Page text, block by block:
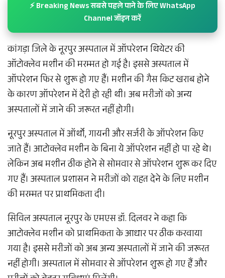
⚡ Breaking News सबसे पहले पाने के लिए WhatsApp
Channel जॉइन करें
कांगड़ा जिले के नूरपुर अस्पताल में ऑपरेशन थियेटर की
ऑटोक्लेव मशीन की मरम्मत हो गई है। इससे अस्पताल में
ऑपरेशन फिर से शुरू हो गए हैं। मशीन की गैस किट खराब होने
के कारण ऑपरेशन में देरी हो रही थी। अब मरीजों को अन्य
अस्पतालों में जाने की जरूरत नहीं होगी।
नूरपुर अस्पताल में ऑर्थो, गायनी और सर्जरी के ऑपरेशन किए
जाते हैं। आटोक्लेव मशीन के बिना ये ऑपरेशन नहीं हो पा रहे थे।
लेकिन अब मशीन ठीक होने से सोमवार से ऑपरेशन शुरू कर दिए
गए हैं। अस्पताल प्रशासन ने मरीजों को राहत देने के लिए मशीन
की मरम्मत पर प्राथमिकता दी।
सिविल अस्पताल नूरपुर के एमएस डॉ. दिलवर ने कहा कि
आटोक्लेव मशीन को प्राथमिकता के आधार पर ठीक करवाया
गया है। इससे मरीजों को अब अन्य अस्पतालों में जाने की जरूरत
नहीं होगी। अस्पताल में सोमवार से ऑपरेशन शुरू हो गए हैं और